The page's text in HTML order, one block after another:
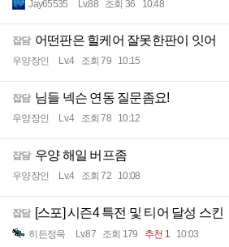
Jay65535 Lv.88 조회 36 10:48
잡담 어떤판은 힐케어 잘못한판이 잇어
우양장인 Lv.4 조회 79 10:15
잡담 님들 넥슨 연동 질문좀요!
우양장인 Lv.4 조회 78 10:12
잡담 우양 해일 버프좀
우양장인 Lv.4 조회 72 10:08
잡담 [스포] 시즌4 특전 및 티어 달성 스킨
히든정욱 Lv.87 조회 179 추천 1 10:03